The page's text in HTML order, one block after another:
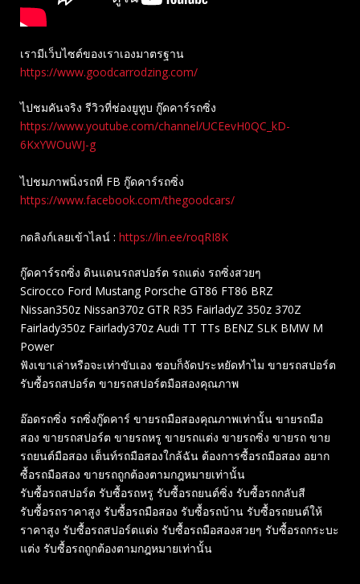
เรามีเว็บไซต์ของเราเองมาตรฐาน
https://www.goodcarrodzing.com/
ไปชมคันจริง รีวิวที่ช่องยู​ทูบ​ กู๊ดคาร์รถซิ่ง
https://www.youtube.com/channel/UCEevH0QC_kD-
6KxYWOuWJ-g
ไปชมภาพนิ่งรถที่ FB กู๊ดคาร์รถซิ่ง
https://www.facebook.com/thegoodcars/
กดลิงก์เลยเข้าไลน์ : https://lin.ee/roqRI8K
กู๊ดคาร์รถซิ่ง ดินแดนรถสปอร์ต รถแต่ง รถซิ่งสวยๆ
Scirocco Ford Mustang Porsche GT86 FT86 BRZ
Nissan350z Nissan370z GTR R35 FairladyZ 350z 370Z
Fairlady350z Fairlady370z Audi TT TTs BENZ SLK BMW M
Power
ฟังเขาเล่าหรือจะเท่าขับเอง ชอบก็จัดประหยัดทำไม ขายรถสปอร์ต
รับซื้อรถสปอร์ต ขายรถสปอร์ตมือสองคุณภาพ
อ๊อดรถซิ่ง รถซิ่งกู๊ดคาร์ ขายรถมือสองคุณภาพเท่านั้น ขายรถมือ
สอง ขายรถสปอร์ต ขายรถหรู ขายรถแต่ง ขายรถซิ่ง ขายรถ ขาย
รถยนต์มือสอง เต็นท์รถมือสองใกล้ฉัน ต้องการซื้อรถมือสอง อยาก
ซื้อรถมือสอง ขายรถถูกต้องตามกฎหมายเท่านั้น
รับซื้อรถสปอร์ต รับซื้อรถหรู รับซื้อรถยนต์ซิ่ง รับซื้อรถกลับสี
รับซื้อรถราคาสูง รับซื้อรถมือสอง รับซื้อรถบ้าน รับซื้อรถยนต์ให้
ราคาสูง รับซื้อรถสปอร์ตแต่ง รับซื้อรถมือสองสวยๆ รับซื้อรถกระบะ
แต่ง รับซื้อรถถูกต้องตามกฎหมายเท่านั้น